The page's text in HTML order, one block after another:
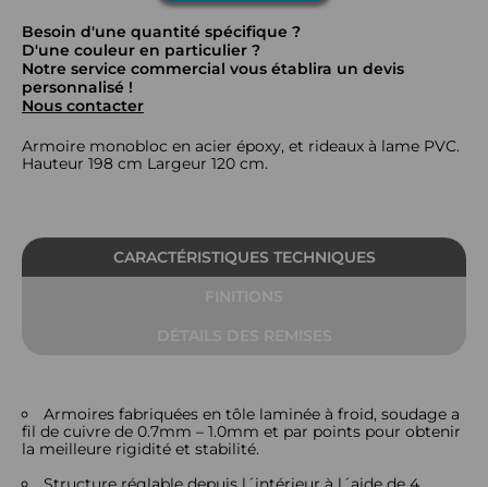
Besoin d'une quantité spécifique ?
D'une couleur en particulier ?
Notre service commercial vous établira un devis
personnalisé !
Nous contacter
Armoire monobloc en acier époxy, et rideaux à lame PVC.
Hauteur 198 cm Largeur 120 cm.
CARACTÉRISTIQUES TECHNIQUES
Armoires fabriquées en tôle laminée à froid, soudage a
fil de cuivre de 0.7mm – 1.0mm et par points pour obtenir
la meilleure rigidité et stabilité.